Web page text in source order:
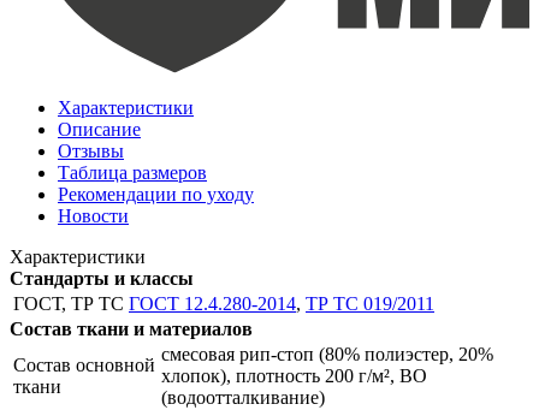
Характеристики
Описание
Отзывы
Таблица размеров
Рекомендации по уходу
Новости
Характеристики
Стандарты и классы
ГОСТ, ТР ТС ГОСТ 12.4.280-2014, ТР ТС 019/2011
Состав ткани и материалов
Состав основной
ткани
смесовая рип-стоп (80% полиэстер, 20%
хлопок), плотность 200 г/м², ВО
(водоотталкивание)